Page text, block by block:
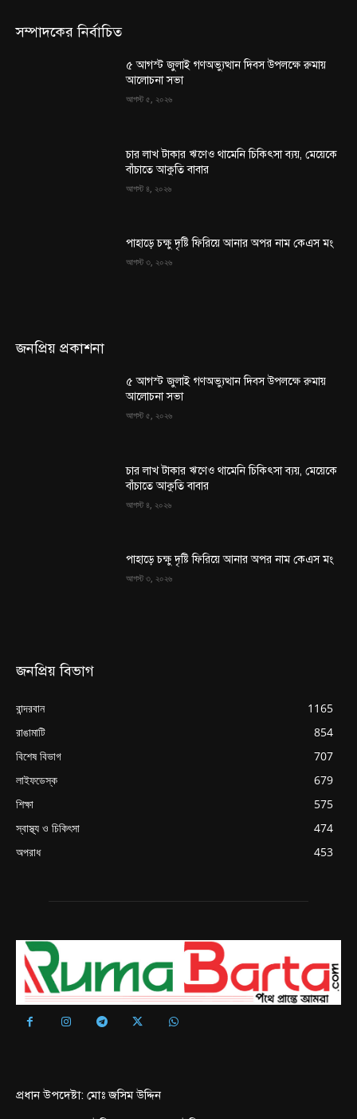
সম্পাদকের নির্বাচিত
৫ আগস্ট জুলাই গণঅভ্যুত্থান দিবস উপলক্ষে রুমায়
আলোচনা সভা
আগস্ট ৫, ২০২৬
চার লাখ টাকার ঋণেও থামেনি চিকিৎসা ব্যয়, মেয়েকে
বাঁচাতে আকুতি বাবার
আগস্ট ৪, ২০২৬
পাহাড়ে চক্ষু দৃষ্টি ফিরিয়ে আনার অপর নাম কেএস মং
আগস্ট ৩, ২০২৬
জনপ্রিয় প্রকাশনা
৫ আগস্ট জুলাই গণঅভ্যুত্থান দিবস উপলক্ষে রুমায়
আলোচনা সভা
আগস্ট ৫, ২০২৬
চার লাখ টাকার ঋণেও থামেনি চিকিৎসা ব্যয়, মেয়েকে
বাঁচাতে আকুতি বাবার
আগস্ট ৪, ২০২৬
পাহাড়ে চক্ষু দৃষ্টি ফিরিয়ে আনার অপর নাম কেএস মং
আগস্ট ৩, ২০২৬
জনপ্রিয় বিভাগ
বান্দরবান
1165
রাঙামাটি
854
বিশেষ বিভাগ
707
লাইফডেস্ক
679
শিক্ষা
575
স্বাস্থ্য ও চিকিৎসা
474
অপরাধ
453
প্রধান উপদেষ্টা: মোঃ জসিম উদ্দিন